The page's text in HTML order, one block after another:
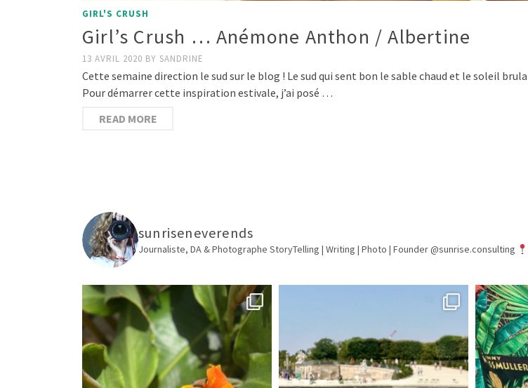
GIRL'S CRUSH
Girl’s Crush … Anémone Anthon / Albertine
13 AVRIL 2020 BY SANDRINE
Cette semaine direction le sud sur le blog ! Le sud qui sent bon le sable chaud et le soleil
Pour démarrer cette inspiration estivale, j’ai posé …
READ MORE
sunriseneverends
Journaliste, DA & Photographe StoryTelling | Writing | Photo | Founder @sunrise.consulting